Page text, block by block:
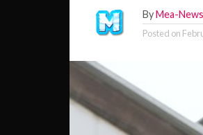
ByMea-
Posted on